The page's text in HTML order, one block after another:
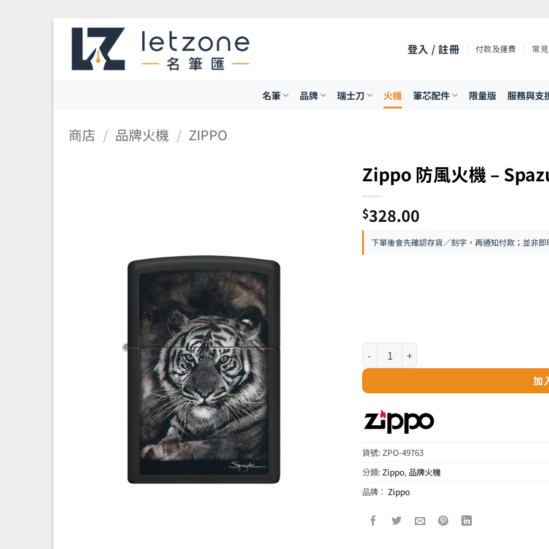
Skip
content
登入 / 註冊 付款及運費 常
名筆 品牌 瑞士刀 火機 筆芯配件 限量版 服務與支
商店 / 品牌火機 / ZIPPO
Zippo 防風火機 –
$328.00
下單後會先確認存貨／刻字，再通知付款；並非
Zippo 防風火機 - Spazuk (ZPO-49763) 數量
加
貨號:ZPO-49763
分類:Zippo, 品牌火機
品牌：Zippo